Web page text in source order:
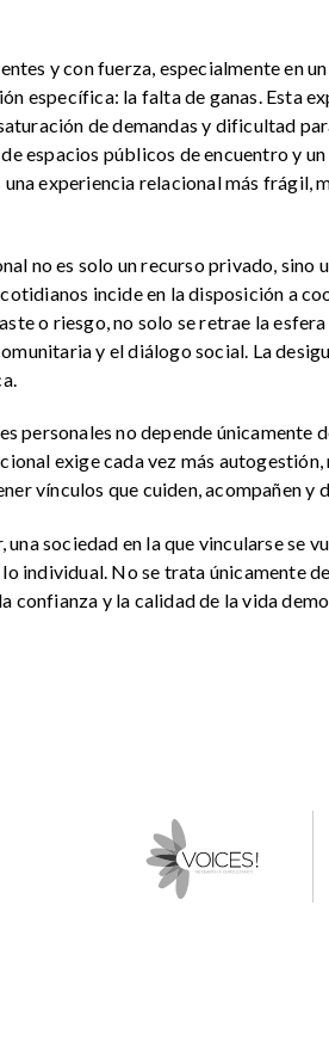
y con fuerza, especialmente en
específica: la falta de ganas. Esta
de demandas y dificultad
espacios públicos de encuentro y
experiencia relacional más frágil,
no es solo un recurso privado, sino
incide en la disposición a
o riesgo, no solo se retrae la
y el diálogo social. La
personales no depende únicamente
exige cada vez más autogestión,
vínculos que cuiden, acompañen y
sociedad en la que vincularse se
individual. No se trata únicamente
confianza y la calidad de la vida